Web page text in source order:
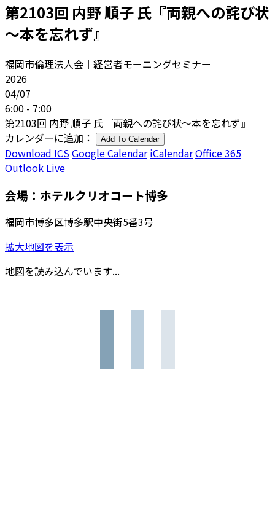
第2103回 内野 順子 氏『両親への詫び状
～本を忘れず』
福岡市倫理法人会｜経営者モーニングセミナー
2026
04/07
6:00 - 7:00
第2103回 内野 順子 氏『両親への詫び状～本を忘れず』
カレンダーに追加：
Add To Calendar
Download ICSGoogle Calendar iCalendarOffice 365
Outlook Live
会場：ホテルクリオコート博多
福岡市博多区博多駅中央街5番3号
拡大地図を表示
地図を読み込んでいます...